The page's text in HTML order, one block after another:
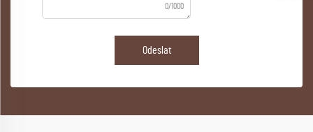
0/1000
Odeslat